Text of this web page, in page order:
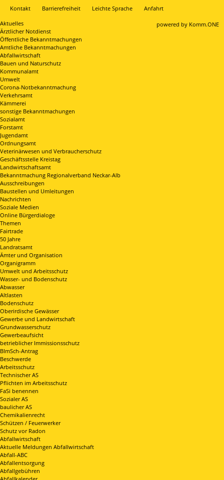
Kontakt
Barrierefreiheit Leichte Sprache Anfahrt
powered by Komm.ONE
Aktuelles
Ärztlicher Notdienst
Öffentliche Bekanntmachungen
Amtliche Bekanntmachungen
Abfallwirtschaft
Bauen und Naturschutz
Kommunalamt
Umwelt
Corona-Notbekanntmachung
Verkehrsamt
Kämmerei
sonstige Bekanntmachungen
Sozialamt
Forstamt
Jugendamt
Ordnungsamt
Veterinärwesen und Verbraucherschutz
Geschäftsstelle Kreistag
Landwirtschaftsamt
Bekanntmachung Regionalverband Neckar-Alb
Ausschreibungen
Baustellen und Umleitungen
Nachrichten
Soziale Medien
Online Bürgerdialoge
Themen
Fairtrade
50 Jahre
Landratsamt
Ämter und Organisation
Organigramm
Umwelt und Arbeitsschutz
Wasser- und Bodenschutz
Abwasser
Altlasten
Bodenschutz
Oberirdische Gewässer
Gewerbe und Landwirtschaft
Grundwasserschutz
Gewerbeaufsicht
betrieblicher Immissionsschutz
BImSch-Antrag
Beschwerde
Arbeitsschutz
Technischer AS
Pflichten im Arbeitsschutz
FaSi benennen
Sozialer AS
baulicher AS
Chemikalienrecht
Schützen / Feuerwerker
Schutz vor Radon
Abfallwirtschaft
Aktuelle Meldungen Abfallwirtschaft
Abfall-ABC
Abfallentsorgung
Abfallgebühren